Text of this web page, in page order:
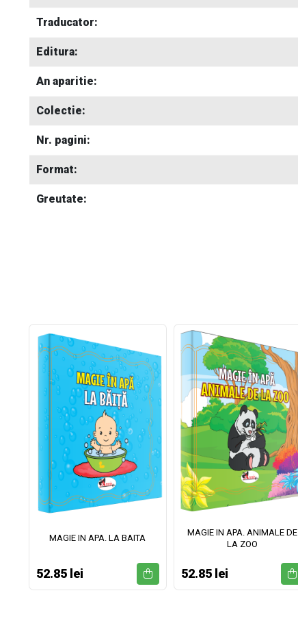
Traducator:
Editura:
An aparitie:
Colectie:
Nr. pagini:
Format:
Greutate:
MAGIE IN APA. LA BAITA
52.85 lei
MAGIE IN APA. ANIMALE DE
LA ZOO
52.85 lei